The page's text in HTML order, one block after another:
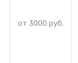
от 3000 руб.